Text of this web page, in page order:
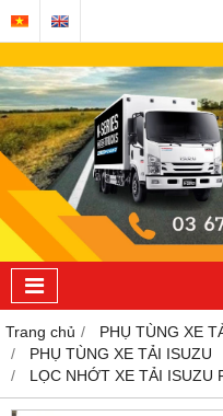
Trang chủ
PHỤ TÙNG XE
PHỤ TÙNG XE TẢI ISUZU
LỌC NHỚT XE TẢI ISUZU